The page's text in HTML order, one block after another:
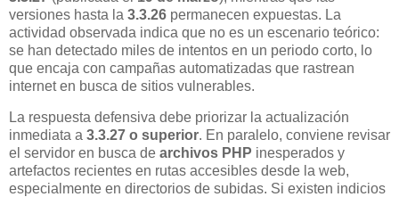
versiones hasta la 3.3.26 permanecen expuestas. La
actividad observada indica que no es un escenario teórico:
se han detectado miles de intentos en un periodo corto, lo
que encaja con campañas automatizadas que rastrean
internet en busca de sitios vulnerables.
La respuesta defensiva debe priorizar la actualización
inmediata a 3.3.27 o superior. En paralelo, conviene revisar
el servidor en busca de archivos PHP inesperados y
artefactos recientes en rutas accesibles desde la web,
especialmente en directorios de subidas. Si existen indicios